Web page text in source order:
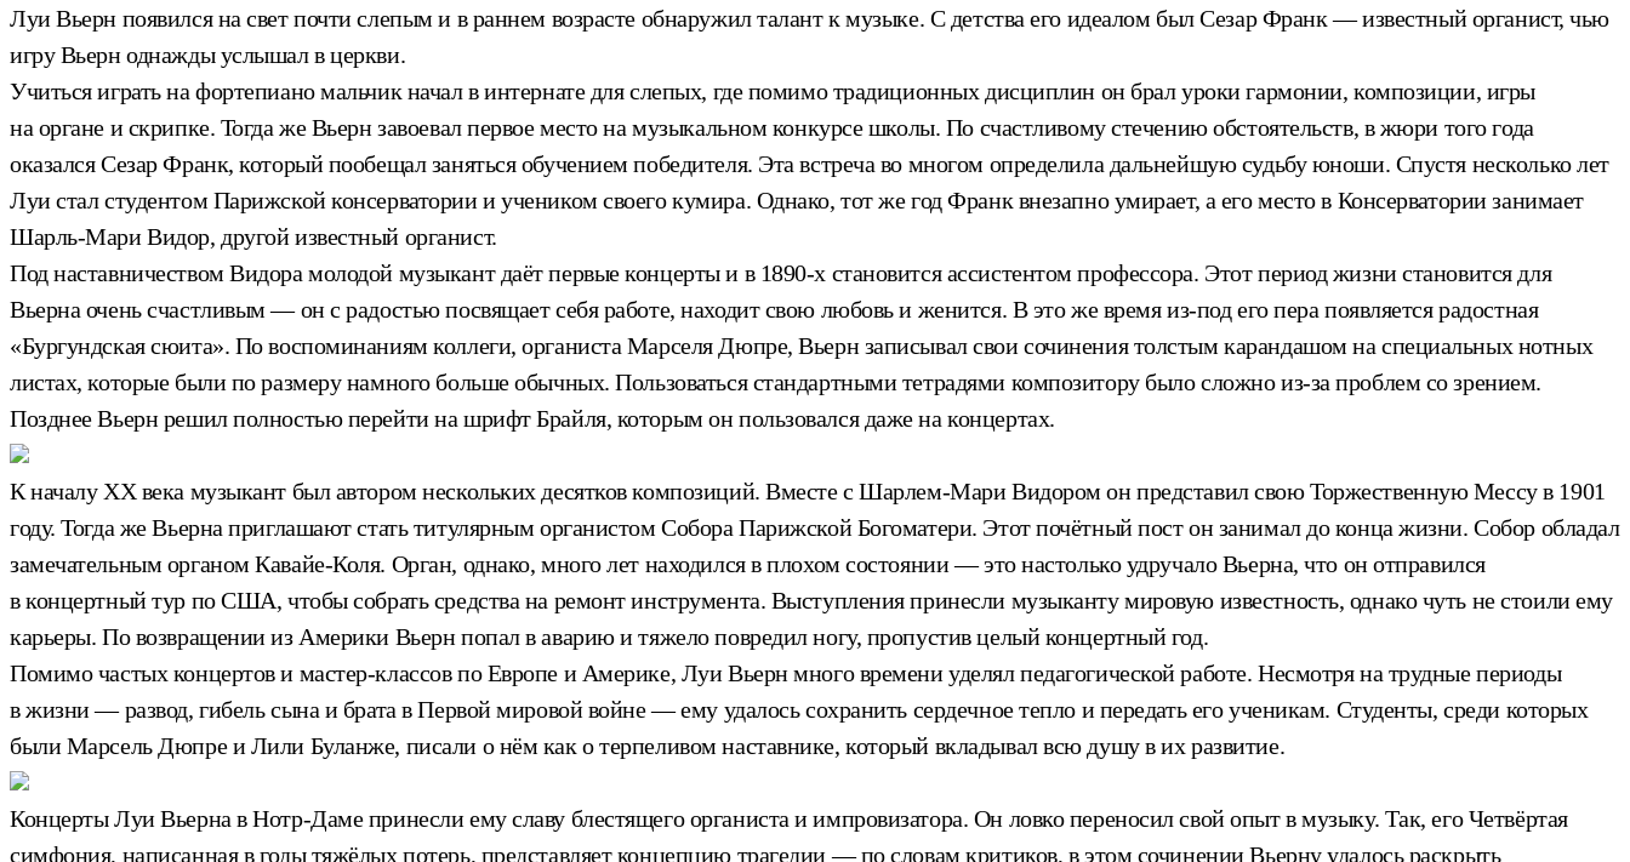
Луи Вьерн появился на свет почти слепым и в раннем возрасте обнаружил талант к музыке. С детства его идеалом был Сезар Франк — известный органист, чью
игру Вьерн однажды услышал в церкви.
Учиться играть на фортепиано мальчик начал в интернате для слепых, где помимо традиционных дисциплин он брал уроки гармонии, композиции, игры
на органе и скрипке. Тогда же Вьерн завоевал первое место на музыкальном конкурсе школы. По счастливому стечению обстоятельств, в жюри того года
оказался Сезар Франк, который пообещал заняться обучением победителя. Эта встреча во многом определила дальнейшую судьбу юноши. Спустя несколько лет
Луи стал студентом Парижской консерватории и учеником своего кумира. Однако, тот же год Франк внезапно умирает, а его место в Консерватории занимает
Шарль-Мари Видор, другой известный органист.
Под наставничеством Видора молодой музыкант даёт первые концерты и в 1890-х становится ассистентом профессора. Этот период жизни становится для
Вьерна очень счастливым — он с радостью посвящает себя работе, находит свою любовь и женится. В это же время из-под его пера появляется радостная
«Бургундская сюита». По воспоминаниям коллеги, органиста Марселя Дюпре, Вьерн записывал свои сочинения толстым карандашом на специальных нотных
листах, которые были по размеру намного больше обычных. Пользоваться стандартными тетрадями композитору было сложно из-за проблем со зрением.
Позднее Вьерн решил полностью перейти на шрифт Брайля, которым он пользовался даже на концертах.
К началу ХХ века музыкант был автором нескольких десятков композиций. Вместе с Шарлем-Мари Видором он представил свою Торжественную Мессу в 1901
году. Тогда же Вьерна приглашают стать титулярным органистом Собора Парижской Богоматери. Этот почётный пост он занимал до конца жизни. Собор обладал
замечательным органом Кавайе-Коля. Орган, однако, много лет находился в плохом состоянии — это настолько удручало Вьерна, что он отправился
в концертный тур по США, чтобы собрать средства на ремонт инструмента. Выступления принесли музыканту мировую известность, однако чуть не стоили ему
карьеры. По возвращении из Америки Вьерн попал в аварию и тяжело повредил ногу, пропустив целый концертный год.
Помимо частых концертов и мастер-классов по Европе и Америке, Луи Вьерн много времени уделял педагогической работе. Несмотря на трудные периоды
в жизни — развод, гибель сына и брата в Первой мировой войне — ему удалось сохранить сердечное тепло и передать его ученикам. Студенты, среди которых
были Марсель Дюпре и Лили Буланже, писали о нём как о терпеливом наставнике, который вкладывал всю душу в их развитие.
Концерты Луи Вьерна в Нотр-Даме принесли ему славу блестящего органиста и импровизатора. Он ловко переносил свой опыт в музыку. Так, его Четвёртая
симфония, написанная в годы тяжёлых потерь, представляет концепцию трагедии — по словам критиков, в этом сочинении Вьерну удалось раскрыть